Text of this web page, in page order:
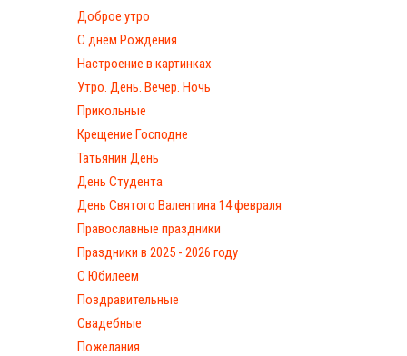
Доброе утро
С днём Рождения
Настроение в картинках
Утро. День. Вечер. Ночь
Прикольные
Крещение Господне
Татьянин День
День Студента
День Святого Валентина 14 февраля
Православные праздники
Праздники в 2025 - 2026 году
С Юбилеем
Поздравительные
Свадебные
Пожелания